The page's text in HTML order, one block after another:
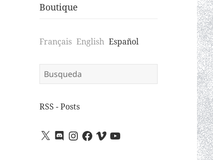
Boutique
Français English Español
Search
for:
RSS - Posts
X DiscordInstagram
Facebook
VimeoYouTube